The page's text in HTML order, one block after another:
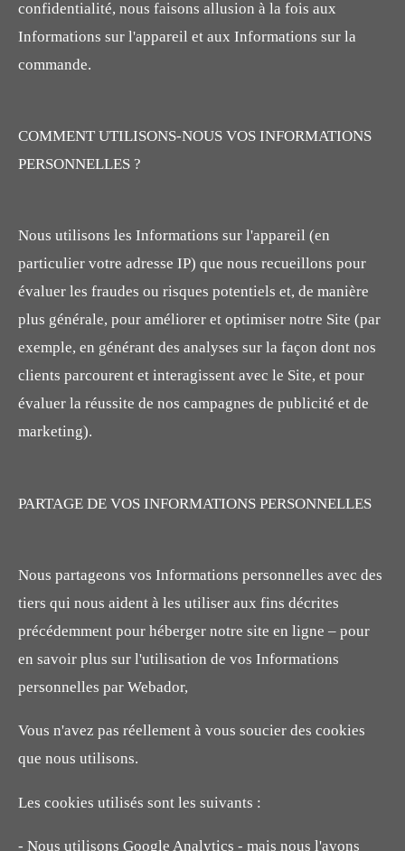
confidentialité, nous faisons allusion à la fois aux
Informations sur l'appareil et aux Informations sur la
commande.
COMMENT UTILISONS-NOUS VOS INFORMATIONS
PERSONNELLES ?
Nous utilisons les Informations sur l'appareil (en
particulier votre adresse IP) que nous recueillons pour
évaluer les fraudes ou risques potentiels et, de manière
plus générale, pour améliorer et optimiser notre Site (par
exemple, en générant des analyses sur la façon dont nos
clients parcourent et interagissent avec le Site, et pour
évaluer la réussite de nos campagnes de publicité et de
marketing).
PARTAGE DE VOS INFORMATIONS PERSONNELLES
Nous partageons vos Informations personnelles avec des
tiers qui nous aident à les utiliser aux fins décrites
précédemment pour héberger notre site en ligne – pour
en savoir plus sur l'utilisation de vos Informations
personnelles par Webador,
Vous n'avez pas réellement à vous soucier des cookies
que nous utilisons.
Les cookies utilisés sont les suivants :
- Nous utilisons Google Analytics - mais nous l'avons